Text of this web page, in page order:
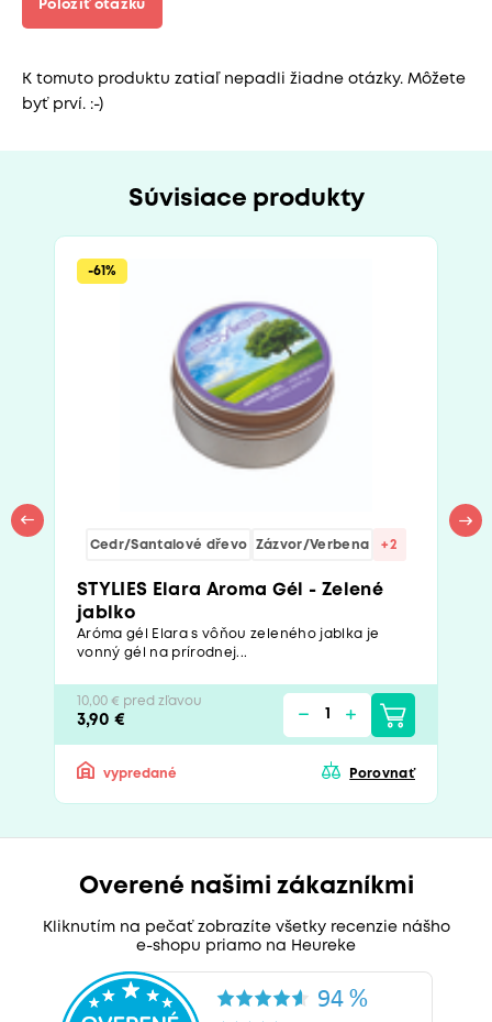
Položiť otázku
K tomuto produktu zatiaľ nepadli žiadne otázky. Môžete
byť prví. :-)
Súvisiace produkty
-61%
Cedr/Santalové dřevo Zázvor/Verbena +2
STYLIES Elara Aroma Gél - Zelené
jablko
Aróma gél Elara s vôňou zeleného jablka je
vonný gél na prírodnej...
10,00 € pred zľavou
3,90 €
vypredané Porovnať
Overené našimi zákazníkmi
Kliknutím na pečať zobrazíte všetky recenzie nášho
e-shopu priamo na Heureke